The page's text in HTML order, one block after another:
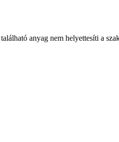
anyag nem helyettesíti a